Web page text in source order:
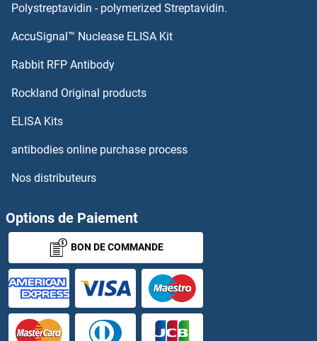
SLC16A1 Kits ELISA
SLC25A37 Kits ELISA
SLC25A5 Kits ELISA
SLC25A6 Kits ELISA
SLC26A4 Kits ELISA
SLC26A8 Kits ELISA
SLC27A1 Kits ELISA
SLC27A4 Kits ELISA
SLC27A5 Kits ELISA
Polystreptavidin - polymerized Streptavidin.
AccuSignal™ Nuclease ELISA Kit
Rabbit RFP Antibody
Rockland Original products
ELISA Kits
antibodies online purchase process
Nos distributeurs
Options de Paiement
BON DE COMMANDE